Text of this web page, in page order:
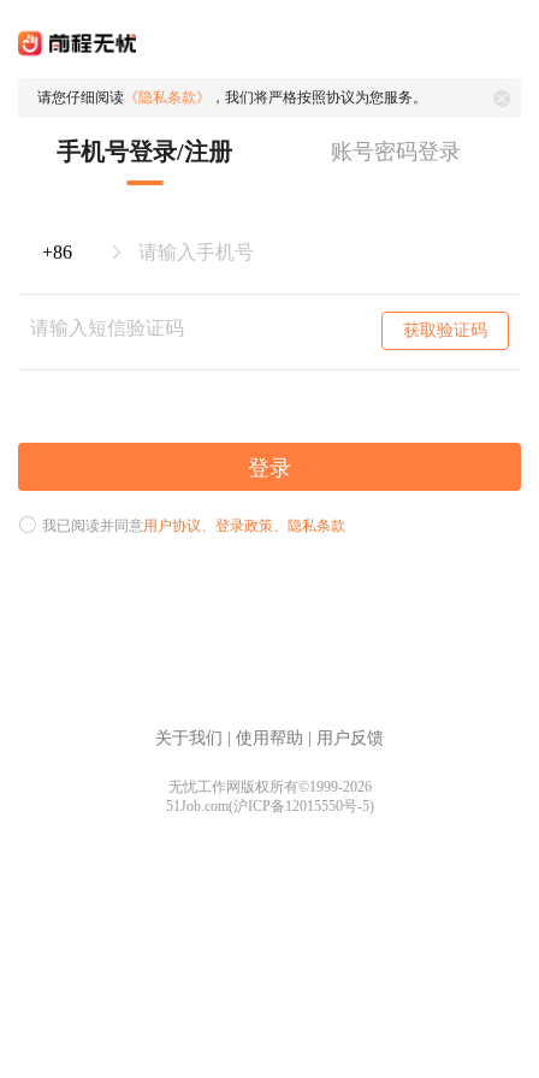
请您仔细阅读 《隐私条款》 ，我们将严格按照协议为您服务。
手机号登录/注册 账号密码登录
获取验证码
登录
我已阅读并同意用户协议、 登录政策、 隐私条款
关于我们 使用帮助 用户反馈
无忧工作网版权所有©1999-2026
51Job.com(沪ICP备12015550号-5)